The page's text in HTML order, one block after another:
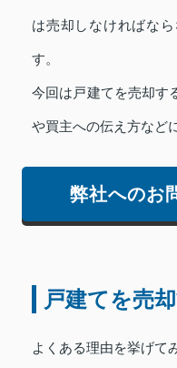
は売却しなければな
す。
今回は戸建てを売却す
や買主への伝え方など
弊社へのお
戸建てを売
よくある理由を挙げて